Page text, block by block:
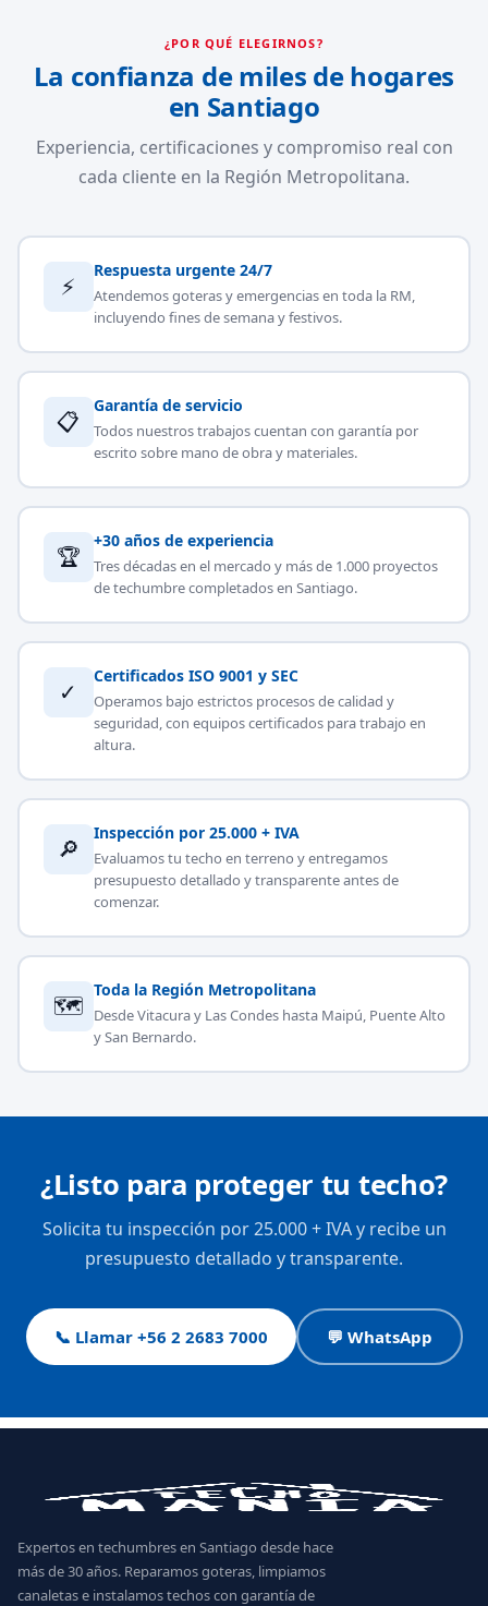
¿POR QUÉ ELEGIRNOS?
La confianza de miles de hogares
en Santiago
Experiencia, certificaciones y compromiso real con
cada cliente en la Región Metropolitana.
⚡
Respuesta urgente 24/7
Atendemos goteras y emergencias en toda la RM,
incluyendo fines de semana y festivos.
📋
Garantía de servicio
Todos nuestros trabajos cuentan con garantía por
escrito sobre mano de obra y materiales.
🏆
+30 años de experiencia
Tres décadas en el mercado y más de 1.000 proyectos
de techumbre completados en Santiago.
✓
Certificados ISO 9001 y SEC
Operamos bajo estrictos procesos de calidad y
seguridad, con equipos certificados para trabajo en
altura.
🔎
Inspección por 25.000 + IVA
Evaluamos tu techo en terreno y entregamos
presupuesto detallado y transparente antes de
comenzar.
🗺
Toda la Región Metropolitana
Desde Vitacura y Las Condes hasta Maipú, Puente Alto
y San Bernardo.
¿Listo para proteger tu techo?
Solicita tu inspección por 25.000 + IVA y recibe un
presupuesto detallado y transparente.
📞 Llamar +56 2 2683 7000 💬 WhatsApp
Expertos en techumbres en Santiago desde hace
más de 30 años. Reparamos goteras, limpiamos
canaletas e instalamos techos con garantía de